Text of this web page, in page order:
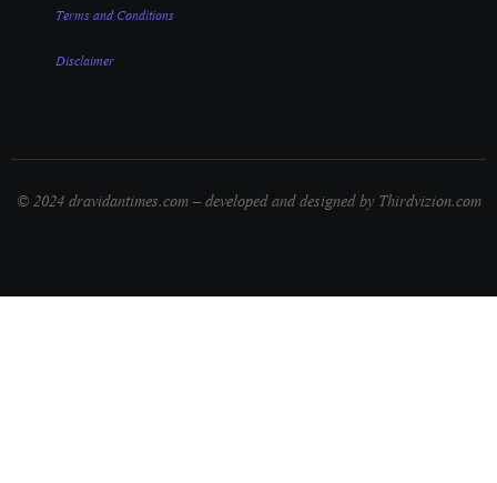
Terms and Conditions
Disclaimer
© 2024 dravidantimes.com – developed and designed by Thirdvizion.com